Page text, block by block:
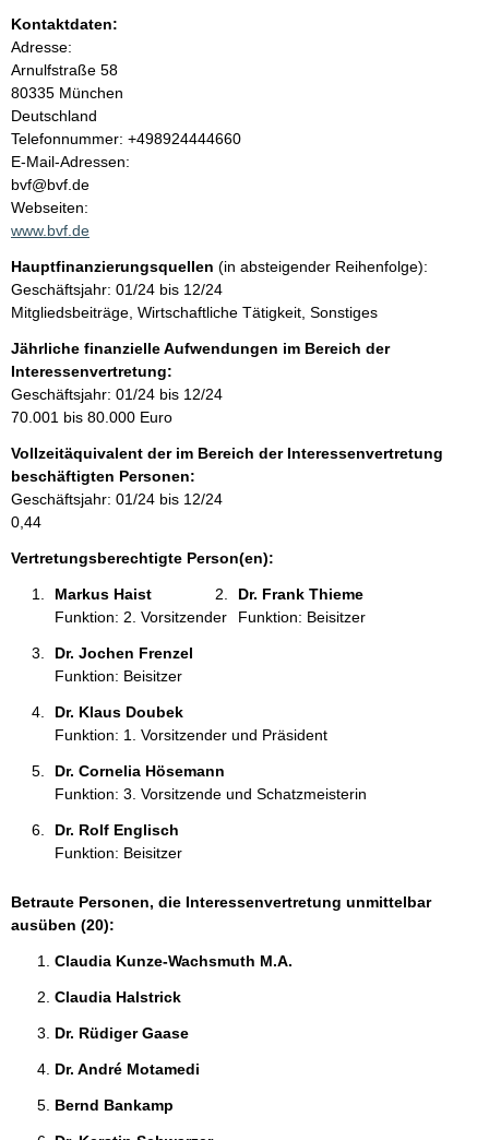
n
h
a
l
t
Kontaktdaten:
Adresse:
Arnulfstraße 58
80335 München
Deutschland
K
o
n
t
a
t
i
n
f
o
r
m
t
i
o
n
e
Telefonnummer: +498924444660
E-Mail-Adressen:
bvf@bvf.de
Webseiten:
www.bvf.de
Hauptfinanzierungsquellen (in absteigender Reihenfolge):
Geschäftsjahr: 01/24 bis 12/24
Mitgliedsbeiträge, Wirtschaftliche Tätigkeit, Sonstiges
Jährliche finanzielle Aufwendungen im Bereich der
Interessenvertretung:
Geschäftsjahr: 01/24 bis 12/24
70.001 bis 80.000 Euro
Vollzeitäquivalent der im Bereich der Interessenvertretung
beschäftigten Personen:
Geschäftsjahr: 01/24 bis 12/24
0,44
Vertretungsberechtigte Person(en):
Markus Haist
Funktion: 2. Vorsitzender
Dr. Frank Thieme
Funktion: Beisitzer
Dr. Jochen Frenzel
Funktion: Beisitzer
Dr. Klaus Doubek
Funktion: 1. Vorsitzender und Präsident
Dr. Cornelia Hösemann
Funktion: 3. Vorsitzende und Schatzmeisterin
Dr. Rolf Englisch
Funktion: Beisitzer
Betraute Personen, die Interessenvertretung unmittelbar
ausüben (20):
Claudia Kunze-Wachsmuth M.A.
Claudia Halstrick
Dr. Rüdiger Gaase
Dr. André Motamedi
Bernd Bankamp